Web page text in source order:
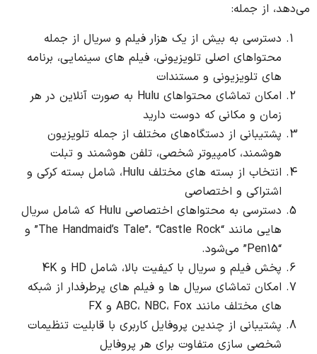
می‌دهد، از جمله:
دسترسی به بیش از یک هزار فیلم و سریال از جمله
محتواهای اصلی تلویزیونی، فیلم های سینمایی، برنامه
های تلویزیونی و مستندات
امکان تماشای محتواهای Hulu به صورت آنلاین در هر
زمان و مکانی که دوست دارید
پشتیبانی از دستگاه‌های مختلف از جمله تلویزیون
هوشمند، کامپیوتر شخصی، تلفن هوشمند و تبلت
انتخاب از بسته های مختلف Hulu، شامل بسته کرکی و
اشتراکی و اختصاصی
دسترسی به محتواهای اختصاصی Hulu که شامل سریال
هایی مانند “The Handmaid’s Tale”، “Castle Rock” و
“Pen15” می‌شود.
پخش فیلم و سریال با کیفیت بالا، شامل HD و 4K
امکان تماشای سریال ها و فیلم های پرطرفدار از شبکه
های مختلف مانند ABC، NBC، Fox و FX
پشتیبانی از چندین پروفایل کاربری با قابلیت تنظیمات
شخصی سازی متفاوت برای هر پروفایل